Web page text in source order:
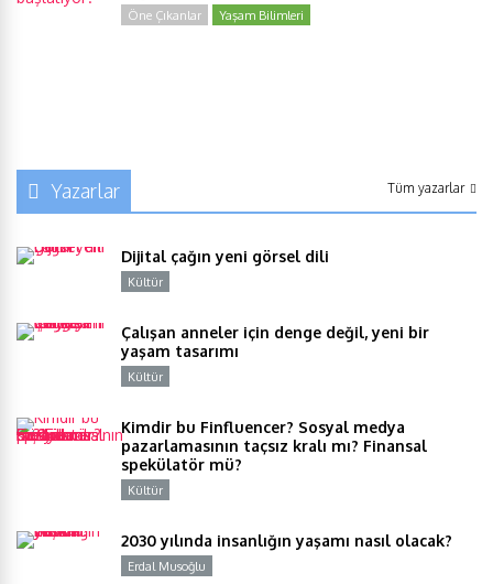
Öne Çıkanlar Yaşam Bilimleri
Yazarlar Tüm yazarlar
Dijital çağın yeni görsel dili
Kültür
Çalışan anneler için denge değil, yeni bir
yaşam tasarımı
Kültür
Kimdir bu Finfluencer? Sosyal medya
pazarlamasının taçsız kralı mı? Finansal
spekülatör mü?
Kültür
2030 yılında insanlığın yaşamı nasıl olacak?
Erdal Musoğlu